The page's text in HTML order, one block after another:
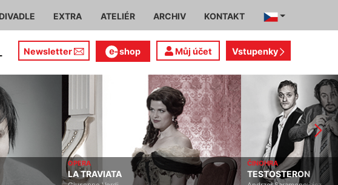
EXTRA ATELIÉR ARCHIV KONTAKT
Newsletter shop Můj účet Vstupenky
OPERA
LA TRAVIATA
ČINOHRA
TESTOSTERON